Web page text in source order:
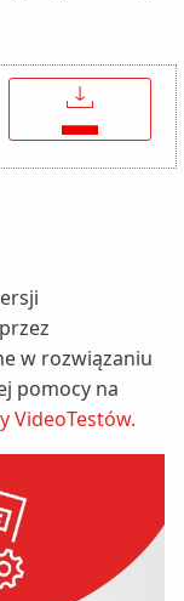
↓
w rozwiązaniu
pomocy na
VideoTestów.